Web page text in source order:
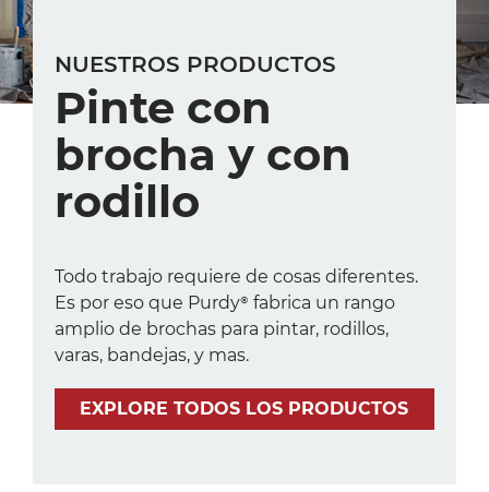
NUESTROS PRODUCTOS
Pinte con
brocha y con
rodillo
Todo trabajo requiere de cosas diferentes.
Es por eso que Purdy® fabrica un rango
amplio de brochas para pintar, rodillos,
varas, bandejas, y mas.
EXPLORE TODOS LOS PRODUCTOS